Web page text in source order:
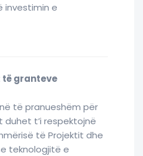
investimin e
granteve
të pranueshëm për
t’i respektojnë
të Projektit dhe
teknologjitë e